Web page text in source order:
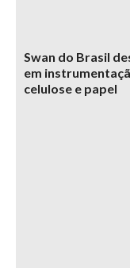
Swan do Brasil
em
celulose e papel